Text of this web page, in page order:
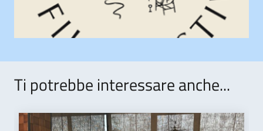
Ti potrebbe interessare anche...